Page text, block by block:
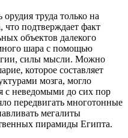
труда только на
что подтверждает факт
объектов далекого
шара с помощью
силы мысли. Можно
которое составляет
мозга, могло
с неведомыми до сих пор
передвигать многотонные
мегалиты
пирамиды Египта.